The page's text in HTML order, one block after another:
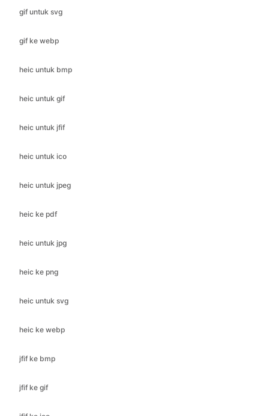
heic untuk bmp
heic untuk gif
heic untuk jfif
heic untuk ico
heic untuk jpeg
heic ke pdf
heic untuk jpg
heic ke png
heic untuk svg
heic ke webp
jfif ke bmp
jfif ke gif
jfif ke ico
jfif ke jpeg